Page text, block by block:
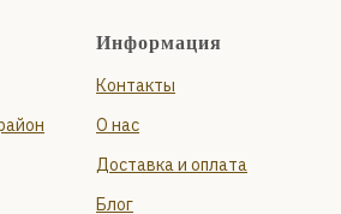
Информация
Контакты
О нас
Доставка и оплата
Блог